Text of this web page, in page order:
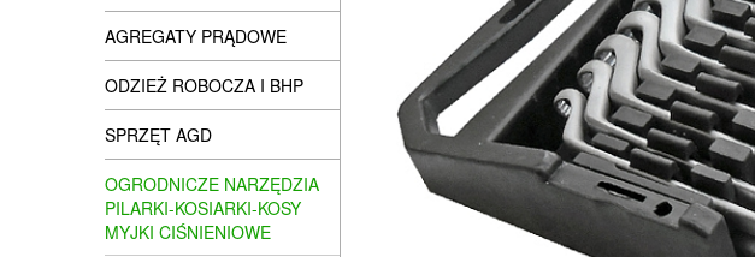
AGREGATY PRĄDOWE
ODZIEŻ ROBOCZA I BHP
SPRZĘT AGD
OGRODNICZE NARZĘDZIA
PILARKI-KOSIARKI-KOSY
MYJKI CIŚNIENIOWE